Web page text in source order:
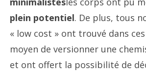
plein potentiel. De plus, tous
« low cost » ont trouvé dans
moyen de versionner une
et ont offert la possibilité de